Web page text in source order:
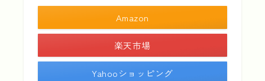
Amazon
楽天市場
Yahooショッピング